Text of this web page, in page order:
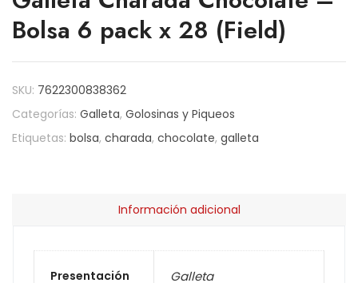
Bolsa 6 pack x 28 (Field)
SKU: 7622300838362
Categorías: Galleta, Golosinas y Piqueos
Etiquetas: bolsa, charada, chocolate, galleta
Información adicional
Presentación Galleta